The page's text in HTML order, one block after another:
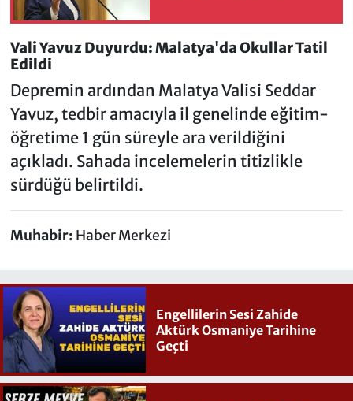
Vali Yavuz Duyurdu: Malatya'da Okullar Tatil
Edildi
Depremin ardından Malatya Valisi Seddar
Yavuz, tedbir amacıyla il genelinde eğitim-
öğretime 1 gün süreyle ara verildiğini
açıkladı. Sahada incelemelerin titizlikle
sürdüğü belirtildi.
Muhabir: Haber Merkezi
Engellilerin Sesi Zahide
Aktürk Osmaniye Tarihine
Geçti